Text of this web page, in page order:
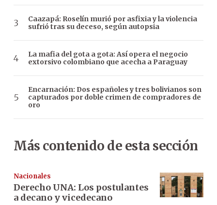
Caazapá: Roselín murió por asfixia y la violencia
sufrió tras su deceso, según autopsia
La mafia del gota a gota: Así opera el negocio
extorsivo colombiano que acecha a Paraguay
Encarnación: Dos españoles y tres bolivianos son
capturados por doble crimen de compradores de
oro
Más contenido de esta sección
Nacionales
Derecho UNA: Los postulantes
a decano y vicedecano